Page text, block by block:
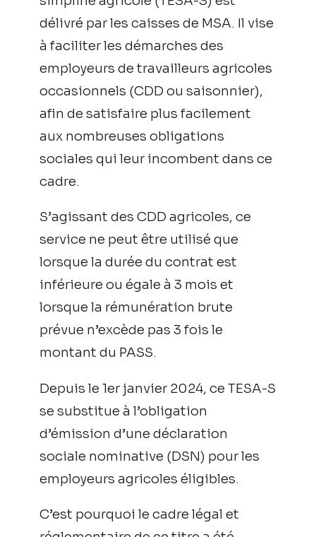
délivré par les caisses de MSA. Il vise
à faciliter les démarches des
employeurs de travailleurs agricoles
occasionnels (CDD ou saisonnier),
afin de satisfaire plus facilement
aux nombreuses obligations
sociales qui leur incombent dans ce
cadre.
S’agissant des CDD agricoles, ce
service ne peut être utilisé que
lorsque la durée du contrat est
inférieure ou égale à 3 mois et
lorsque la rémunération brute
prévue n’excède pas 3 fois le
montant du PASS.
Depuis le 1er janvier 2024, ce TESA-S
se substitue à l’obligation
d’émission d’une déclaration
sociale nominative (DSN) pour les
employeurs agricoles éligibles.
C’est pourquoi le cadre légal et